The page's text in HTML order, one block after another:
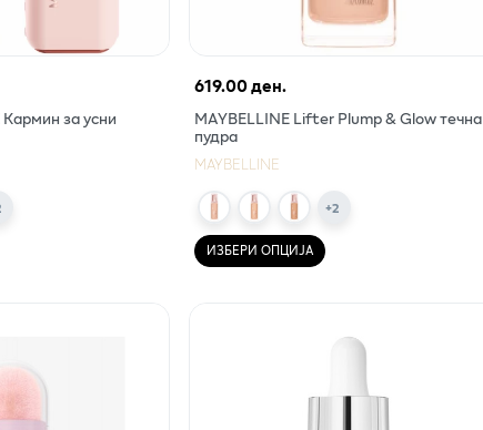
за усни
619.00 ден.
MAYBELLINE Lifter Plump & Glow течна
пудра
MAYBELLINE
+2
ИЗБЕРИ ОПЦИЈА